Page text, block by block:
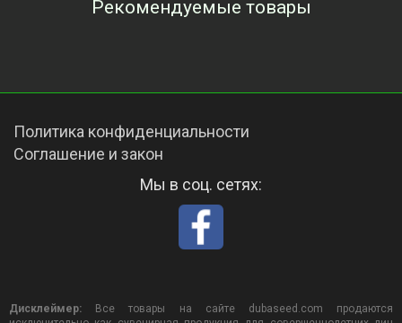
Рекомендуемые товары
Политика конфиденциальности
Соглашение и закон
Мы в соц. сетях:
Дисклеймер: Все товары на сайте dubaseed.com продаются